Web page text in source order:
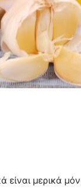
είναι μερικά